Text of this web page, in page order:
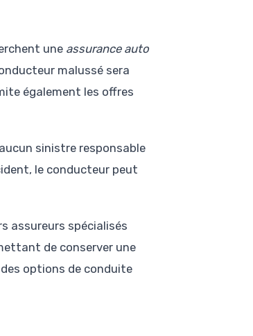
une assurance auto
malussé sera
également les offres
sinistre responsable
le conducteur peut
assureurs spécialisés
de conserver une
options de conduite